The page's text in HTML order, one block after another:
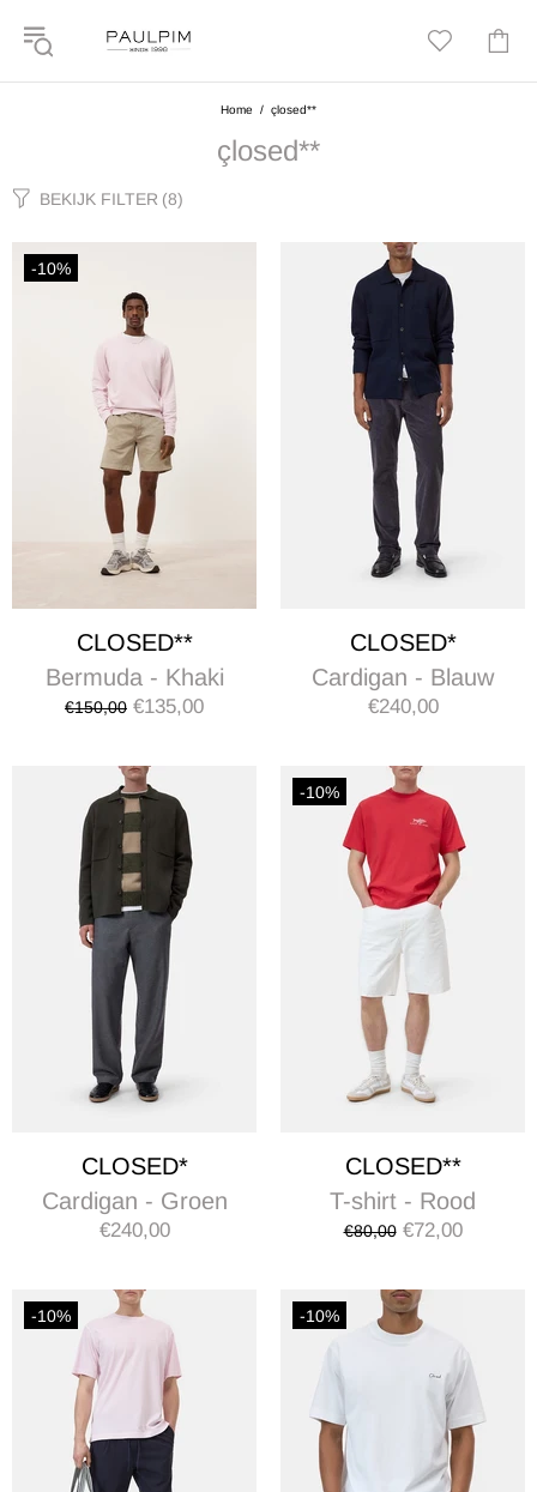
Home çlosed**
çlosed**
BEKIJK FILTER (8)
-10%
CLOSED**
Bermuda - Khaki
€150,00 €135,00
CLOSED*
Cardigan - Blauw
€240,00
CLOSED*
Cardigan - Groen
€240,00
-10%
CLOSED**
T-shirt - Rood
€80,00 €72,00
-10% -10%